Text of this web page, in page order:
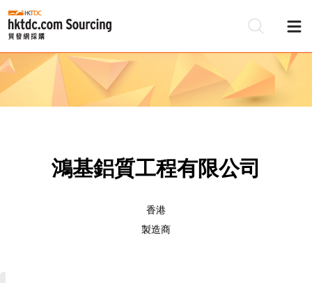
鴻基鋁質工程有限公司
香港
製造商